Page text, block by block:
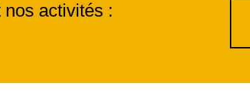
activités :